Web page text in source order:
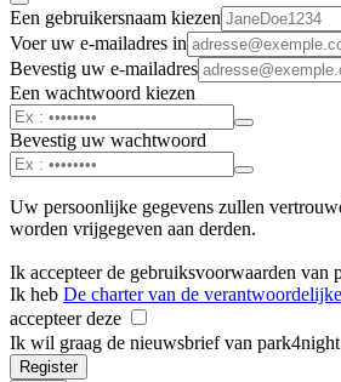
Een gebruikersnaam kiezen
Voer uw e-mailadres in
Bevestig uw e-mailadres
Een wachtwoord kiezen
Bevestig uw wachtwoord
Uw persoonlijke gegevens zullen
worden vrijgegeven aan derden.
Ik accepteer de gebruiksvoorwaarden van
Ik heb De charter van de
accepteer deze
Ik wil graag de nieuwsbrief van
Register